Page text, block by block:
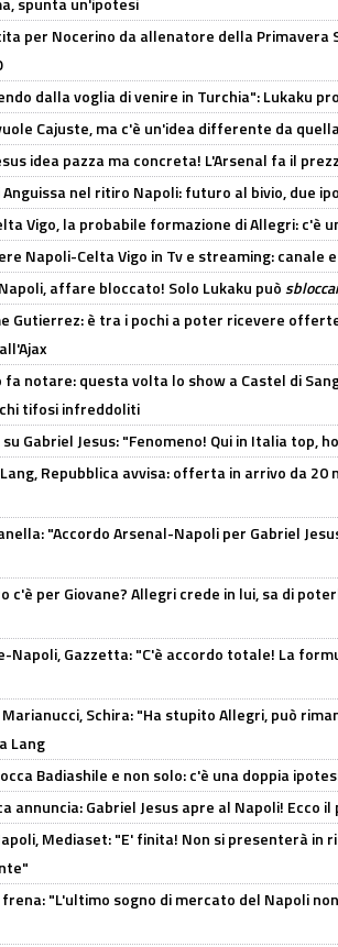
per Nocerino da allenatore della Primavera
dalla voglia di venire in Turchia": Lukaku
Cajuste, ma c'è un'idea differente da
idea pazza ma concreta! L'Arsenal fa il
Anguissa nel ritiro Napoli: futuro al bivio, due
Vigo, la probabile formazione di Allegri: c'è
Napoli-Celta Vigo in Tv e streaming: canale
affare bloccato! Solo Lukaku può
Gutierrez: è tra i pochi a poter ricevere
notare: questa volta lo show a Castel di
tifosi infreddoliti
su Gabriel Jesus: "Fenomeno! Qui in Italia top,
Repubblica avvisa: offerta in arrivo da 20
"Accordo Arsenal-Napoli per Gabriel
c'è per Giovane? Allegri crede in lui, sa di
Napoli, Gazzetta: "C'è accordo totale! La
Schira: "Ha stupito Allegri, può
Lang
Badiashile e non solo: c'è una doppia
annuncia: Gabriel Jesus apre al Napoli! Ecco il
Mediaset: "E' finita! Non si presenterà in
"L'ultimo sogno di mercato del Napoli